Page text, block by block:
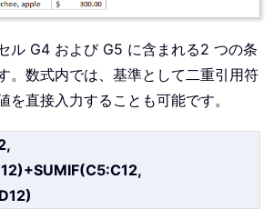
ル G4 および G5 に含まれる2 つの条
。数式内では、基準として二重引用符
を直接入力することも可能です。